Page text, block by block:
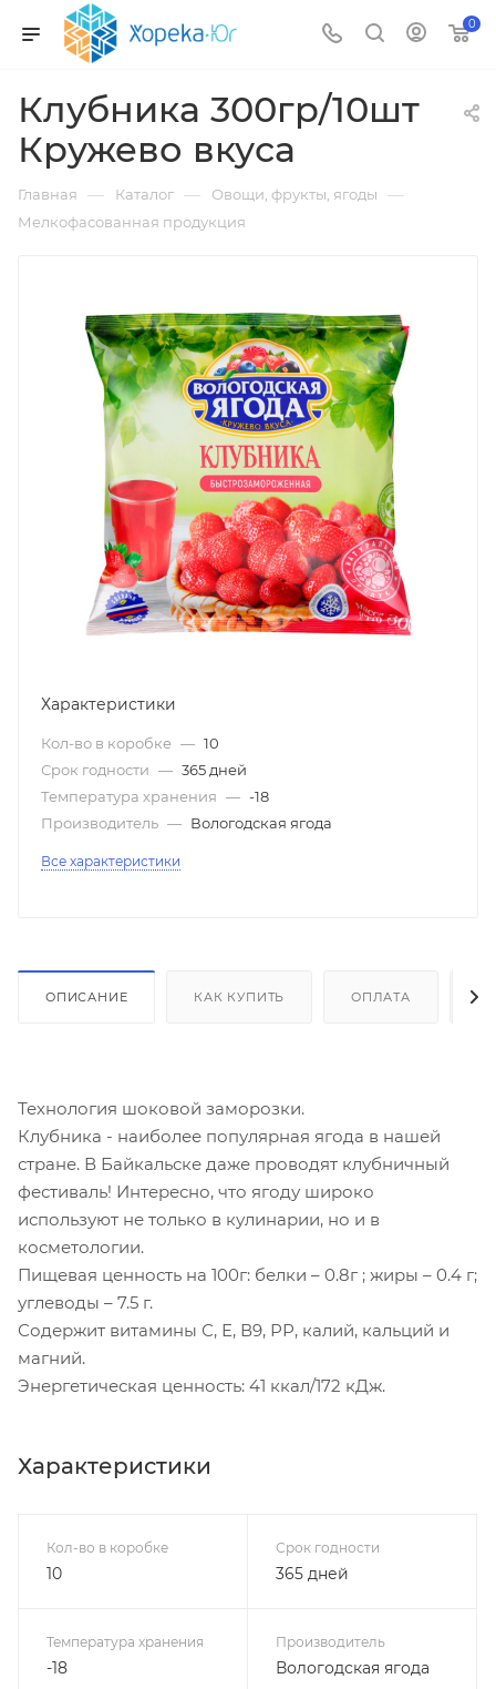
0
Клубника 300гр/10шт
Кружево вкуса
Главная — Каталог — Овощи, фрукты, ягоды —
Мелкофасованная продукция
Характеристики
Кол-во в коробке — 10
Срок годности — 365 дней
Температура хранения — -18
Производитель — Вологодская ягода
Все характеристики
ОПИСАНИЕ КАК КУПИТЬ ОПЛАТА
Технология шоковой заморозки.
Клубника - наиболее популярная ягода в нашей
стране. В Байкальске даже проводят клубничный
фестиваль! Интересно, что ягоду широко
используют не только в кулинарии, но и в
косметологии.
Пищевая ценность на 100г: белки – 0.8г ; жиры – 0.4 г;
углеводы – 7.5 г.
Содержит витамины С, Е, В9, РР, калий, кальций и
магний.
Энергетическая ценность: 41 ккал/172 кДж.
Характеристики
Кол-во в коробке
10
Срок годности
365 дней
Температура хранения
-18
Производитель
Вологодская ягода